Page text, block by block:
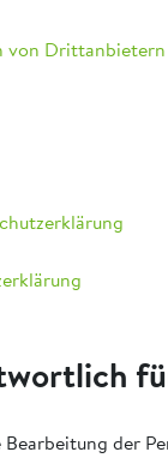
von Drittanbietern
der